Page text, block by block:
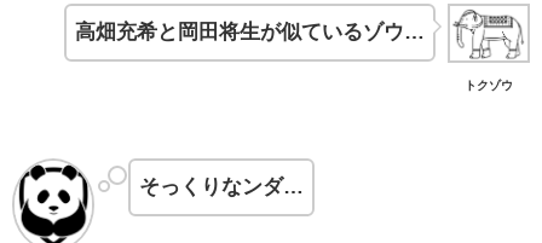
トクゾウ
高畑充希と岡田将生が似ているゾウ…
そっくりなンダ…